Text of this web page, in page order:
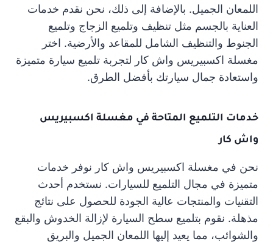
اللمعان الجميل. بالإضافة إلى ذلك، نحن نقدم خدمات
العناية بالجسم مثل تنظيف وتلميع الزجاج وتلميع
الجنوط والتنظيف الشامل للمقاعد والأرضية. اختر
مغسلة اكسبيريس واش كار لتجربة تلميع سيارة متميزة
واستعادة جمال سيارتك بأفضل الطرق.
خدمات التلميع المتاحة في مغسلة اكسبيريس
واش كار
نحن في مغسلة اكسبيريس واش كار نوفر خدمات
متميزة في مجال التلميع للسيارات. نستخدم أحدث
التقنيات والمنتجات عالية الجودة للحصول على نتائج
مذهلة. نقوم بتلميع سطح السيارة لإزالة الخدوش والبقع
والشوائب، مما يعيد إليها اللمعان الجميل والبريق